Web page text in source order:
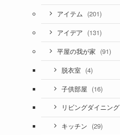
アイテム (201)
アイデア (131)
平屋の我が家 (91)
脱衣室 (4)
子供部屋 (16)
リビングダイニング
キッチン (29)